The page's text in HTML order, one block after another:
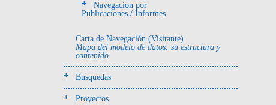
Botella(4)
Efigie antropomorfa(24)
Efigie híbrida(2)
Efigie zoomorfa(56)
Navegación por
Publicaciones / Informes
Carta de Navegación (Visitante)
Mapa del modelo de datos: su estructura y
contenido
Búsquedas
Proyectos